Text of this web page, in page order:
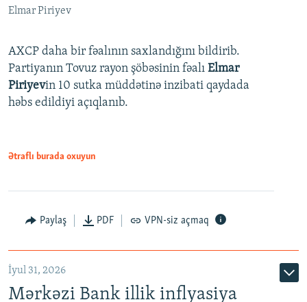
Elmar Piriyev
AXCP daha bir fəalının saxlandığını bildirib.
Partiyanın Tovuz rayon şöbəsinin fəalı Elmar
Piriyevin 10 sutka müddətinə inzibati qaydada
həbs edildiyi açıqlanıb.
Ətraflı burada oxuyun
Paylaş PDF VPN-siz açmaq
İyul 31, 2026
Mərkəzi Bank illik inflyasiya